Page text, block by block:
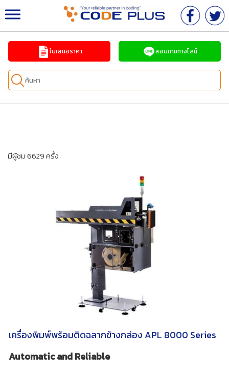
จำหน่ายเครื่องพิมพ์วันที่ เครื่องพิมพ์อิงค์เจ็ทอุตสาหกร
รม ครบวงจร
ใบเสนอราคา สอบถามทางไลน์
มีผู้ชม 6629 ครั้ง
เครื่องพิมพ์พร้อมติดฉลากข้างกล่อง APL 8000 Series
Automatic and Reliable